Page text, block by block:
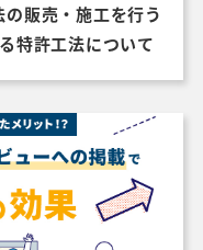
販売・施工を行う
特許工法について